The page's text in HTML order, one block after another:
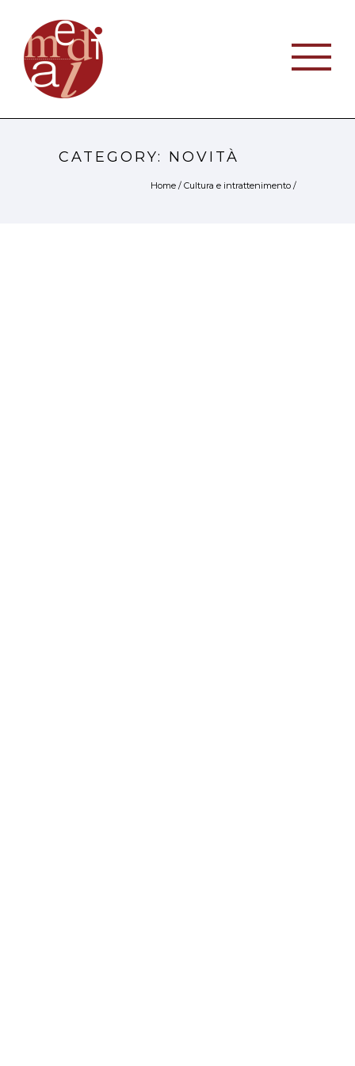
CATEGORY: NOVITÀ
Home / Cultura e intrattenimento /